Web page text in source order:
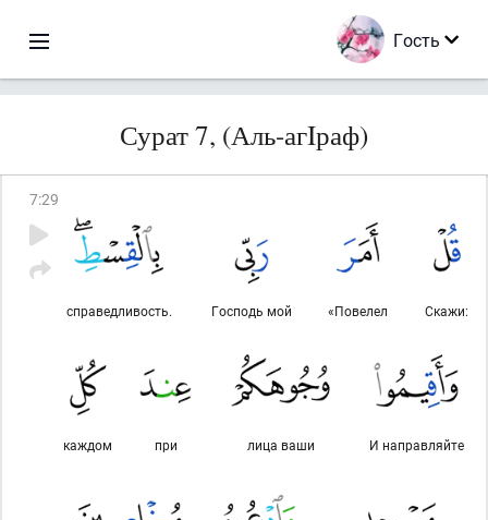
Гость
Сурат 7, (Аль-агIраф)
7:29
Скажи:
«Повелел
Господь мой
справедливость.
И направляйте
лица ваши
при
каждом